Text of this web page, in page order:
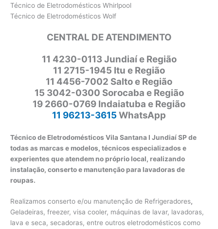
Técnico de Eletrodomésticos Whirlpool
Técnico de Eletrodomésticos Wolf
CENTRAL DE ATENDIMENTO
11 4230-0113 Jundiaí e Região
11 2715-1945 Itu e Região
11 4456-7002 Salto e Região
15 3042-0300 Sorocaba e Região
19 2660-0769 Indaiatuba e Região
11 96213-3615 WhatsApp
Técnico de Eletrodomésticos Vila Santana I Jundiaí SP de
todas as marcas e modelos, técnicos especializados e
experientes que atendem no próprio local, realizando
instalação, conserto e manutenção para lavadoras de
roupas.
Realizamos conserto e/ou manutenção de Refrigeradores,
Geladeiras, freezer, visa cooler, máquinas de lavar, lavadoras,
lava e seca, secadoras, entre outros eletrodomésticos como